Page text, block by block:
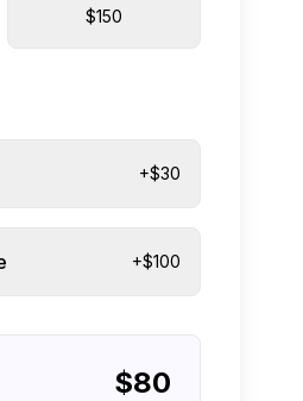
$150
+$30
+$100
$80